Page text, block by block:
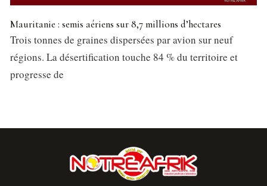
Mauritanie : semis aériens sur 8,7 millions d’hectares
Trois tonnes de graines dispersées par avion sur neuf
régions. La désertification touche 84 % du territoire et
progresse de